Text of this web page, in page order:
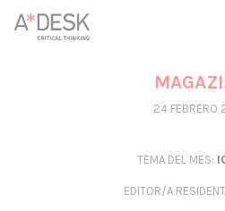
crees también en A*DESK
seguir adelante. Ahora puedes
apoyarlo.
24 FEBRERO
TEMA DEL MES:
EDITOR/A